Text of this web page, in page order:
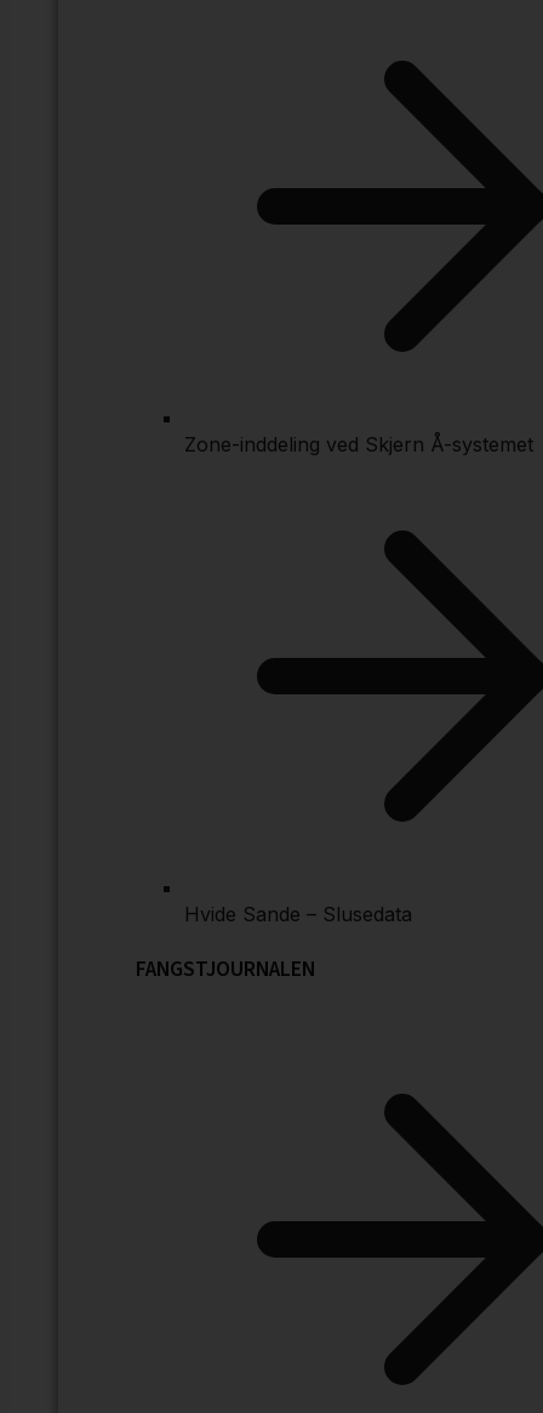
Zone-inddeling ved Skjern Å-systemet
Hvide Sande – Slusedata
FANGSTJOURNALEN